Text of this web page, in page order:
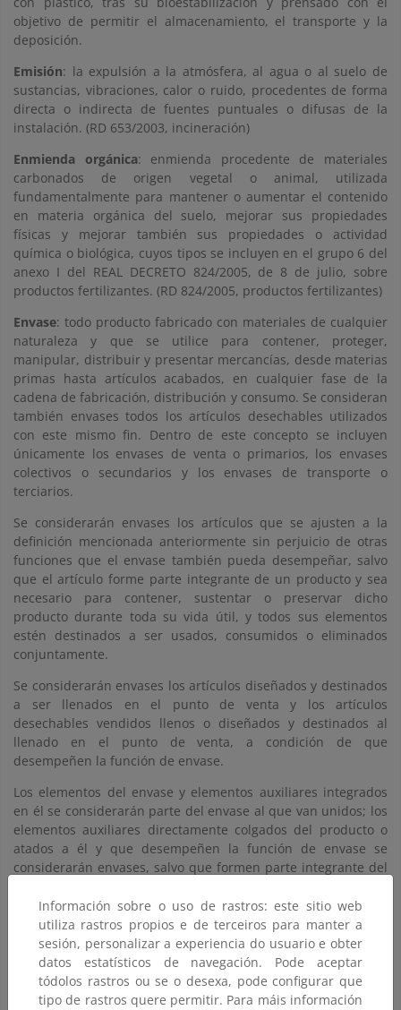
objetivo de permitir el almacenamiento, el transporte y la
deposición.
Emisión: la expulsión a la atmósfera, al agua o al suelo de
sustancias, vibraciones, calor o ruido, procedentes de forma
directa o indirecta de fuentes puntuales o difusas de la
instalación. (RD 653/2003, incineración)
Enmienda orgánica: enmienda procedente de materiales
carbonados de origen vegetal o animal, utilizada
fundamentalmente para mantener o aumentar el contenido
en materia orgánica del suelo, mejorar sus propiedades
físicas y mejorar también sus propiedades o actividad
química o biológica, cuyos tipos se incluyen en el grupo 6 del
anexo I del REAL DECRETO 824/2005, de 8 de julio, sobre
productos fertilizantes. (RD 824/2005, productos fertilizantes)
Envase: todo producto fabricado con materiales de cualquier
naturaleza y que se utilice para contener, proteger,
manipular, distribuir y presentar mercancías, desde materias
primas hasta artículos acabados, en cualquier fase de la
cadena de fabricación, distribución y consumo. Se consideran
también envases todos los artículos desechables utilizados
con este mismo fin. Dentro de este concepto se incluyen
únicamente los envases de venta o primarios, los envases
colectivos o secundarios y los envases de transporte o
terciarios.
Se considerarán envases los artículos que se ajusten a la
definición mencionada anteriormente sin perjuicio de otras
funciones que el envase también pueda desempeñar, salvo
que el artículo forme parte integrante de un producto y sea
necesario para contener, sustentar o preservar dicho
producto durante toda su vida útil, y todos sus elementos
estén destinados a ser usados, consumidos o eliminados
conjuntamente.
Se considerarán envases los artículos diseñados y destinados
a ser llenados en el punto de venta y los artículos
desechables vendidos llenos o diseñados y destinados al
llenado en el punto de venta, a condición de que
desempeñen la función de envase.
Los elementos del envase y elementos auxiliares integrados
en él se considerarán parte del envase al que van unidos; los
elementos auxiliares directamente colgados del producto o
atados a él y que desempeñen la función de envase se
considerarán envases, salvo que formen parte integrante del
consumidos o eliminados conjuntamente.
Se consideran envases industriales o comerciales aquellos
que sean de uso y consumo exclusivo en las industrias,
comercios, servicios o explotaciones agrícolas y ganaderas y
que, por tanto, no sean susceptibles de uso y consumo
Información sobre o uso de rastros: este sitio web
utiliza rastros propios e de terceiros para manter a
sesión, personalizar a experiencia do usuario e obter
datos estatísticos de navegación. Pode aceptar
tódolos rastros ou se o desexa, pode configurar que
tipo de rastros quere permitir. Para máis información